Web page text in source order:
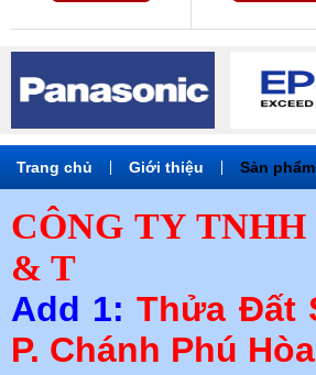
Trang chủ Giới thiệu Sản phẩm
CÔNG TY
& T
Add 1:Thửa Đất
P. Chánh Phú